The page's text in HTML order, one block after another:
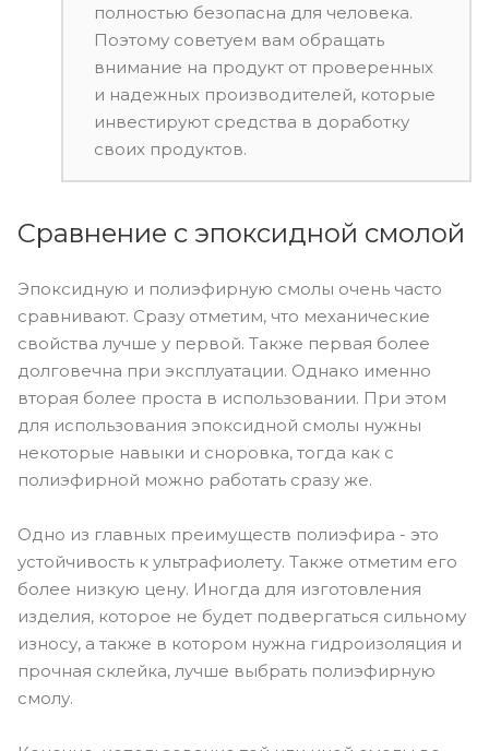
полностью безопасна для человека.
Поэтому советуем вам обращать
внимание на продукт от проверенных
и надежных производителей, которые
инвестируют средства в доработку
своих продуктов.
Сравнение с эпоксидной смолой
Эпоксидную и полиэфирную смолы очень часто
сравнивают. Сразу отметим, что механические
свойства лучше у первой. Также первая более
долговечна при эксплуатации. Однако именно
вторая более проста в использовании. При этом
для использования эпоксидной смолы нужны
некоторые навыки и сноровка, тогда как с
полиэфирной можно работать сразу же.
Одно из главных преимуществ полиэфира - это
устойчивость к ультрафиолету. Также отметим его
более низкую цену. Иногда для изготовления
изделия, которое не будет подвергаться сильному
износу, а также в котором нужна гидроизоляция и
прочная склейка, лучше выбрать полиэфирную
смолу.